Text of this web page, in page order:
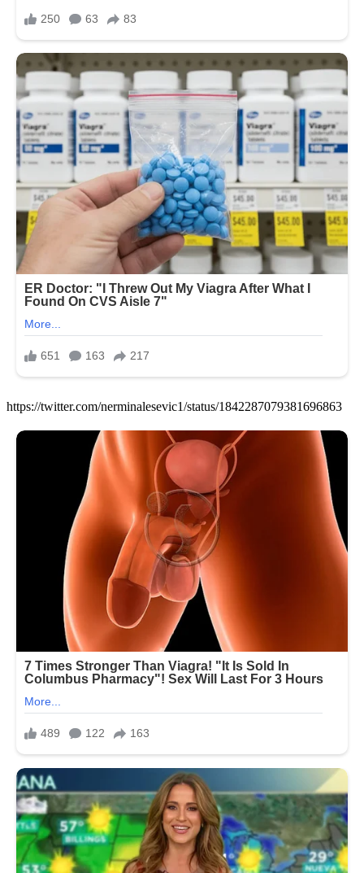
https://twitter.com/nerminalesevic1/status/1842287079381696863